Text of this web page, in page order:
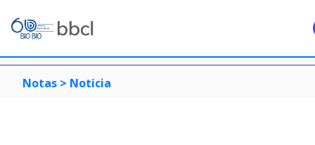
Notas > Noticia